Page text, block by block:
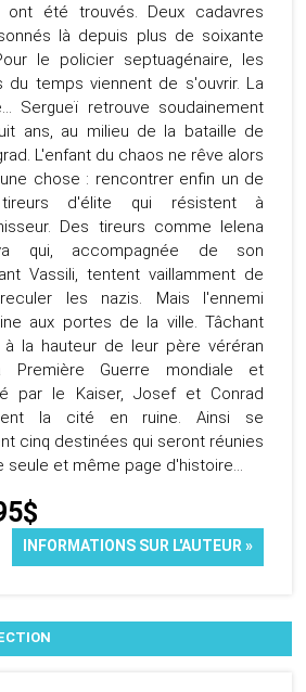
ont été trouvés. Deux cadavres
là depuis plus de soixante
le policier septuagénaire, les
du temps viennent de s'ouvrir. La
Sergueï retrouve soudainement
ans, au milieu de la bataille de
L'enfant du chaos ne rêve alors
chose : rencontrer enfin un de
d'élite qui résistent à
Des tireurs comme Ielena
qui, accompagnée de son
Vassili, tentent vaillamment de
les nazis. Mais l'ennemi
aux portes de la ville. Tâchant
à la hauteur de leur père véréran
Première Guerre mondiale et
par le Kaiser, Josef et Conrad
la cité en ruine. Ainsi se
cinq destinées qui seront réunies
seule et même page d'histoire...
INFORMATIONS SUR L'AUTEUR »